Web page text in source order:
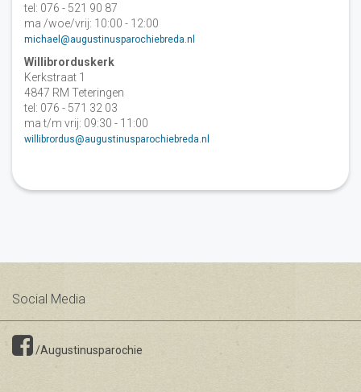
tel: 076 - 521 90 87
ma /woe/vrij: 10:00 - 12:00
michael@augustinusparochiebreda.nl
Willibrorduskerk
Kerkstraat 1
4847 RM Teteringen
tel: 076 - 571 32 03
ma t/m vrij: 09:30 - 11:00
willibrordus@augustinusparochiebreda.nl
Social Media
/Augustinusparochie